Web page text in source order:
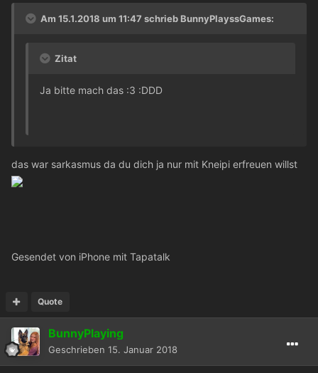
Am 15.1.2018 um 11:47 schrieb BunnyPlayssGames:
Zitat
Ja bitte mach das :3 :DDD
das war sarkasmus da du dich ja nur mit Kneipi erfreuen willst
Gesendet von iPhone mit Tapatalk
Quote
BunnyPlaying
Geschrieben 15. Januar 2018